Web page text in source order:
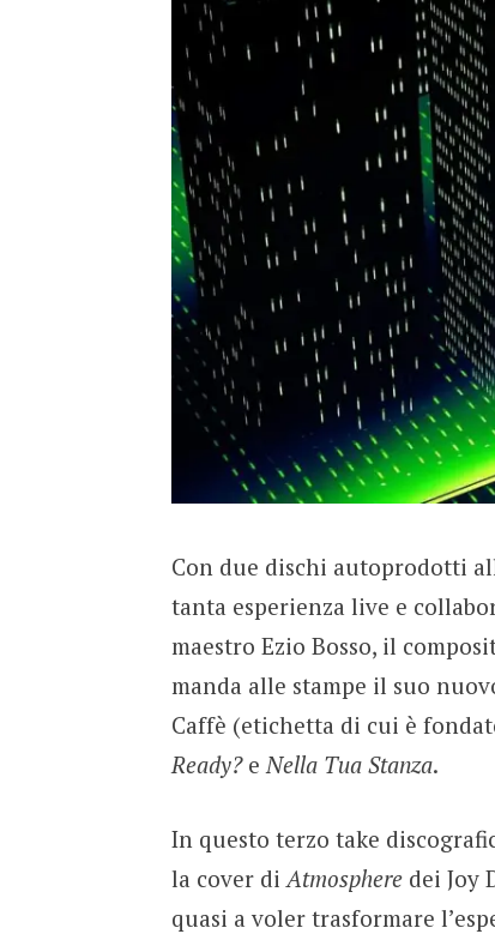
Con due dischi autoprodotti
tanta esperienza live e
maestro Ezio Bosso, il
manda alle stampe il suo
Caffè (etichetta di cui è
Ready? eNella Tua Stanza.
In questo terzo take
la cover di Atmospheredei Joy
quasi a voler trasformare